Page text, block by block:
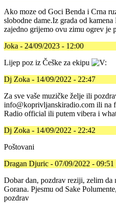
Ako moze od Goci Benda i Crna
slobodne dame.Iz grada od kamena
zajedno grijemo ovu zimu ogrev je
Joka - 24/09/2023 - 12:00
Lijep poz iz Češke za ekipu
Dj Zoka - 14/09/2022 - 22:47
Za sve vaše muzičke želje ili
info@koprivljanskiradio.com ili na
Radio official ili putem vibera i
Dj Zoka - 14/09/2022 - 22:42
Poštovani
Dragan Djuric - 07/09/2022 - 09:51
Dobar dan, pozdrav reziji, zelim da
Gorana. Pjesmu od Sake
pozdrav